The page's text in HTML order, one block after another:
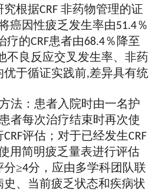
究根据CRF 非药物管理的证
癌因性疲乏发生率由51.4 ％
疗的CRF患者由68.4 ％降至
不良反应交叉发生率、非药
优于循证实践前,差异具有统
法：患者入院时由一名护
者每次治疗结束时再次使
CRF评估；对于已经发生CRF
用简明疲乏量表进行评估
分≥4分，应由多学科团队联
、当前疲乏状态和疾病状